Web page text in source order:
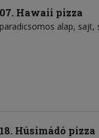
07. Hawaii pizza
paradicsomos alap sajt
18. Húsimádó pizza